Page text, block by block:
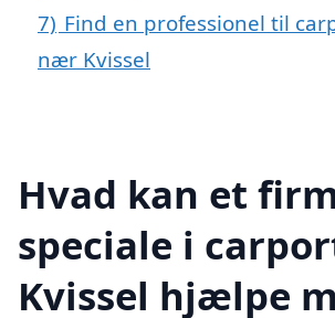
7) Find en professionel til
nær Kvissel
Hvad kan et
speciale i
Kvissel hjælpe